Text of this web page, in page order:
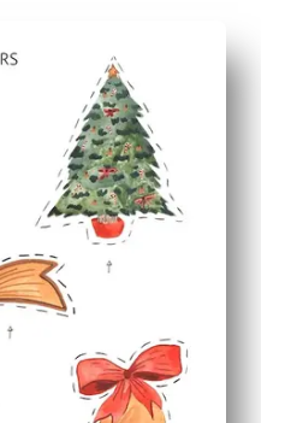
ocupados: cortar y grabar
celebración: cubre
solo papel, palillos de